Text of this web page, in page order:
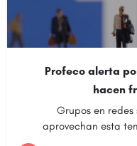
Profeco alerta
hacen
Grupos en redes
aprovechan esta